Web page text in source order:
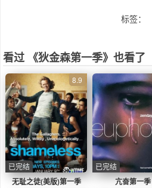
标签：
看过 《狄金森第一季》也看了
无耻之徒(美版)第一季
8.9
已完结
亢奋第一季
已完结